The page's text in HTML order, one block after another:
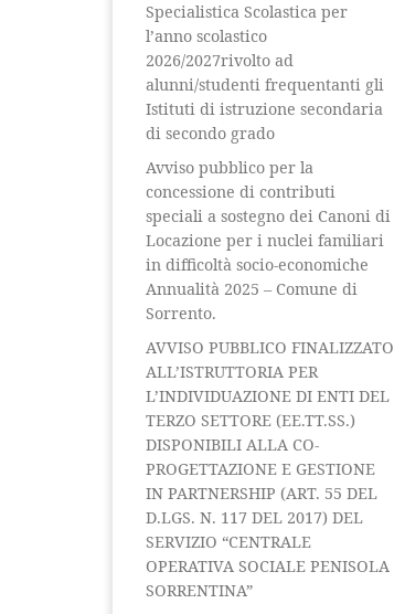
Specialistica Scolastica per
l’anno scolastico
2026/2027rivolto ad
alunni/studenti frequentanti gli
Istituti di istruzione secondaria
di secondo grado
Avviso pubblico per la
concessione di contributi
speciali a sostegno dei Canoni di
Locazione per i nuclei familiari
in difficoltà socio-economiche
Annualità 2025 – Comune di
Sorrento.
AVVISO PUBBLICO FINALIZZATO
ALL’ISTRUTTORIA PER
L’INDIVIDUAZIONE DI ENTI DEL
TERZO SETTORE (EE.TT.SS.)
DISPONIBILI ALLA CO-
PROGETTAZIONE E GESTIONE
IN PARTNERSHIP (ART. 55 DEL
D.LGS. N. 117 DEL 2017) DEL
SERVIZIO “CENTRALE
OPERATIVA SOCIALE PENISOLA
SORRENTINA”